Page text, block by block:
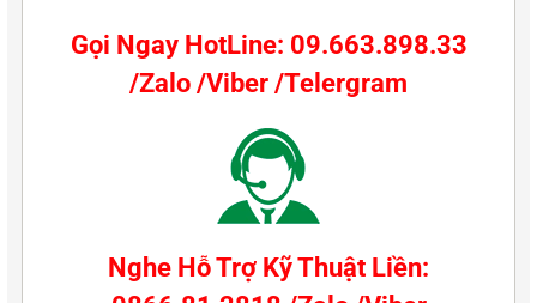
Gọi Ngay HotLine: 09.663.898.33
/Zalo /Viber /Telergram
Nghe Hỗ Trợ Kỹ Thuật Liền: